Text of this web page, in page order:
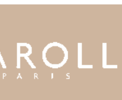
DE MARQUES
vous propose une sélection de